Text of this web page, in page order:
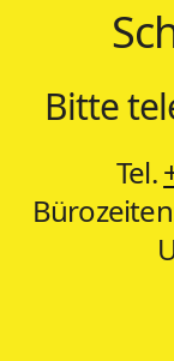
Bitte
Tel.